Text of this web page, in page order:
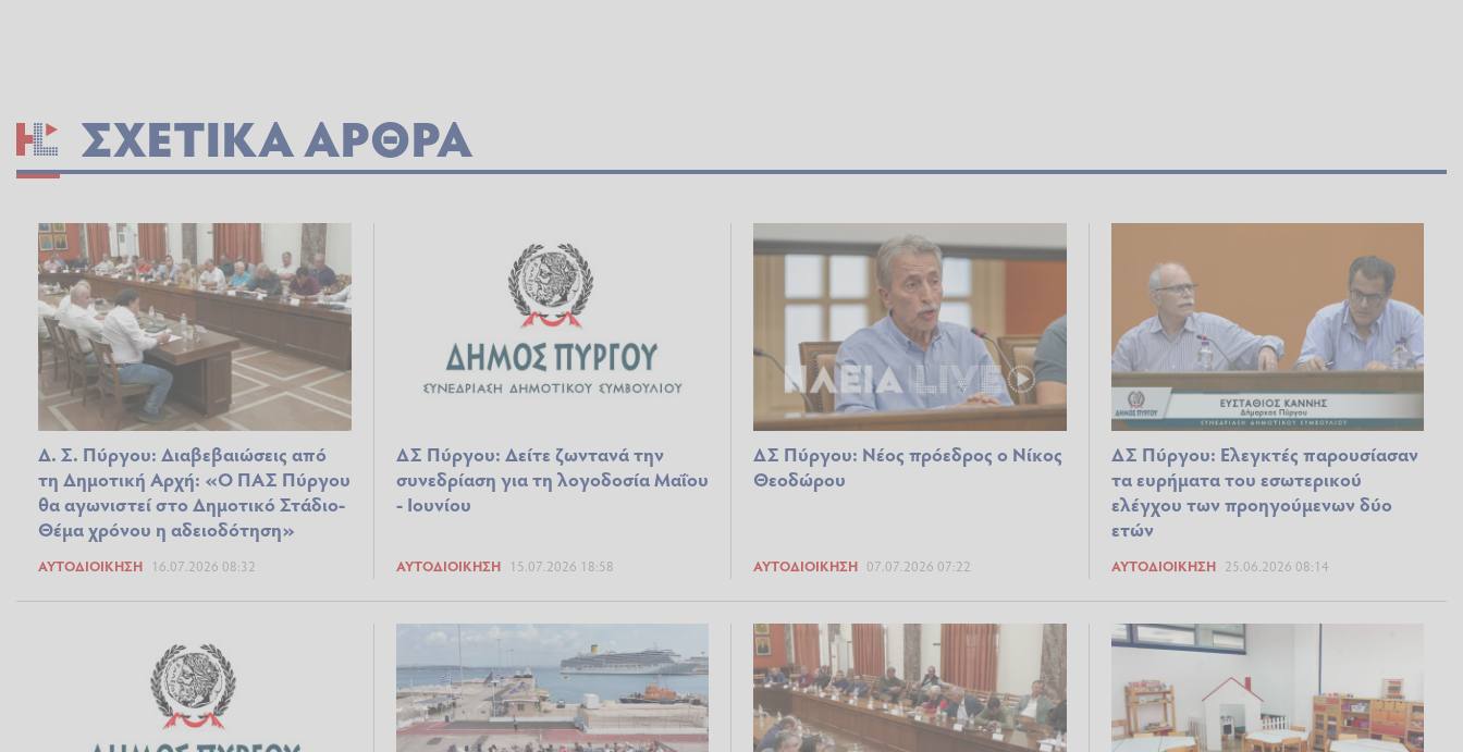
ΣΧΕΤΙΚΆ ΆΡΘΡΑ
Δ. Σ. Πύργου: Διαβεβαιώσεις από
τη Δημοτική Αρχή: «Ο ΠΑΣ Πύργου
θα αγωνιστεί στο Δημοτικό Στάδιο-
Θέμα χρόνου η αδειοδότηση»
ΑΥΤΟΔΙΟΊΚΗΣΗ 16.07.2026 08:32
ΔΣ Πύργου: Δείτε ζωντανά την
συνεδρίαση για τη λογοδοσία Μαΐου
- Ιουνίου
ΑΥΤΟΔΙΟΊΚΗΣΗ 15.07.2026 18:58
ΔΣ Πύργου: Νέος πρόεδρος ο Νίκος
Θεοδώρου
ΑΥΤΟΔΙΟΊΚΗΣΗ 07.07.2026 07:22
ΔΣ Πύργου: Ελεγκτές παρουσίασαν
τα ευρήματα του εσωτερικού
ελέγχου των προηγούμενων δύο
ετών
ΑΥΤΟΔΙΟΊΚΗΣΗ 25.06.2026 08:14